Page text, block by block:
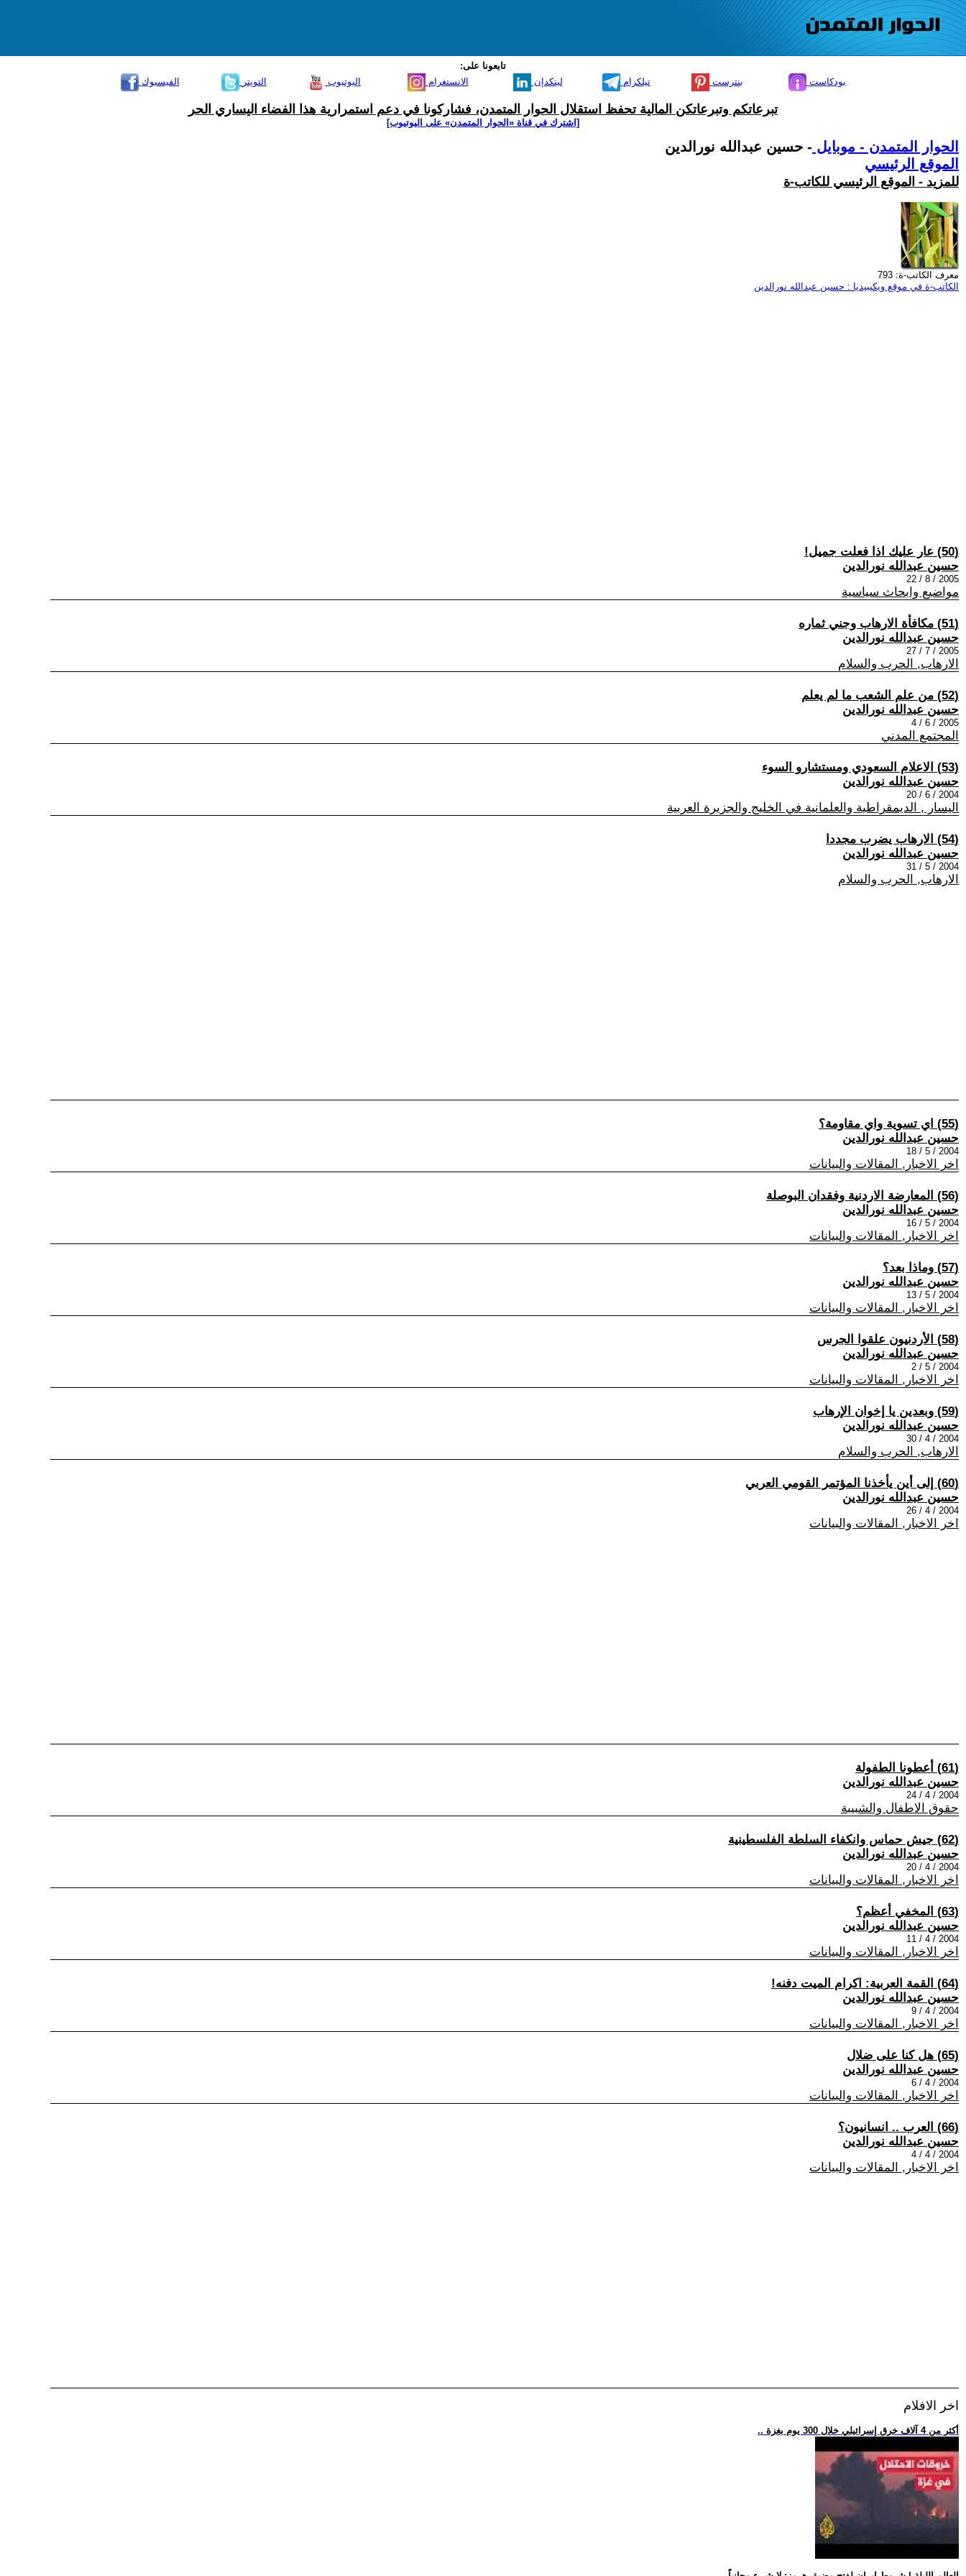
تابعونا على:
الفيسبوك
التويتر اليوتيوب الانستغرام لينكدإن تيلكرام بنترست بودكاست
تبرعاتكم وتبرعاتكن المالية تحفظ استقلال الحوار المتمدن، فشاركونا في دعم استمرارية هذا الفضاء اليساري الحر
[اشترك في قناة ‫«الحوار المتمدن» على اليوتيوب]
الحوار المتمدن - موبايل - حسين عبدالله نورالدين
الموقع الرئيسي
للمزيد - الموقع الرئيسي للكاتب-ة
معرف الكاتب-ة: 793
الكاتب-ة في موقع ويكيبيديا : حسين عبدالله نورالدين
(50) عار عليك اذا فعلت جميل!
حسين عبدالله نورالدين
2005 / 8 / 22
مواضيع وابحاث سياسية
(51) مكافأة الارهاب وجني ثماره
حسين عبدالله نورالدين
2005 / 7 / 27
الارهاب, الحرب والسلام
(52) من علم الشعب ما لم يعلم
حسين عبدالله نورالدين
2005 / 6 / 4
المجتمع المدني
(53) الاعلام السعودي ومستشارو السوء
حسين عبدالله نورالدين
2004 / 6 / 20
اليسار , الديمقراطية والعلمانية في الخليج والجزيرة العربية
(54) الارهاب يضرب مجددا
حسين عبدالله نورالدين
2004 / 5 / 31
الارهاب, الحرب والسلام
(55) اي تسوية واي مقاومة؟
حسين عبدالله نورالدين
2004 / 5 / 18
اخر الاخبار, المقالات والبيانات
(56) المعارضة الاردنية وفقدان البوصلة
حسين عبدالله نورالدين
2004 / 5 / 16
اخر الاخبار, المقالات والبيانات
(57) وماذا بعد؟
حسين عبدالله نورالدين
2004 / 5 / 13
اخر الاخبار, المقالات والبيانات
(58) الأردنيون علقوا الجرس
حسين عبدالله نورالدين
2004 / 5 / 2
اخر الاخبار, المقالات والبيانات
(59) وبعدين يا إخوان الإرهاب
حسين عبدالله نورالدين
2004 / 4 / 30
الارهاب, الحرب والسلام
(60) إلى أين يأخذنا المؤتمر القومي العربي
حسين عبدالله نورالدين
2004 / 4 / 26
اخر الاخبار, المقالات والبيانات
(61) أعطونا الطفولة
حسين عبدالله نورالدين
2004 / 4 / 24
حقوق الاطفال والشبيبة
(62) جيش حماس وانكفاء السلطة الفلسطينية
حسين عبدالله نورالدين
2004 / 4 / 20
اخر الاخبار, المقالات والبيانات
(63) المخفي أعظم؟
حسين عبدالله نورالدين
2004 / 4 / 11
اخر الاخبار, المقالات والبيانات
(64) القمة العربية: اكرام الميت دفنه!
حسين عبدالله نورالدين
2004 / 4 / 9
اخر الاخبار, المقالات والبيانات
(65) هل كنا على ضلال
حسين عبدالله نورالدين
2004 / 4 / 6
اخر الاخبار, المقالات والبيانات
(66) العرب .. انسانيون؟
حسين عبدالله نورالدين
2004 / 4 / 4
اخر الاخبار, المقالات والبيانات
اخر الافلام
.. أكثر من 4 آلاف خرق إسرائيلي خلال 300 يوم بغزة